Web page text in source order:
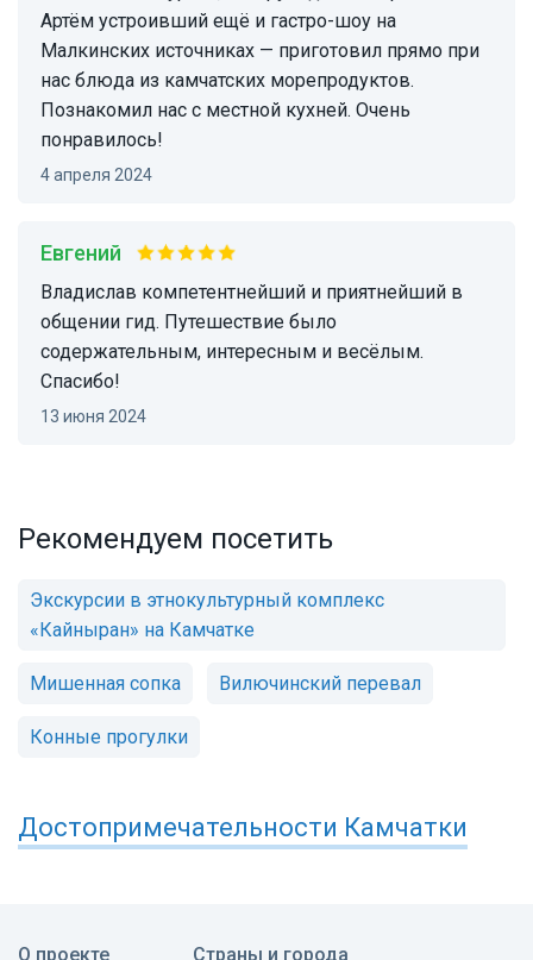
Артём устроивший ещё и гастро-шоу на
Малкинских источниках — приготовил прямо при
нас блюда из камчатских морепродуктов.
Познакомил нас с местной кухней. Очень
понравилось!
4 апреля 2024
Евгений
Владислав компетентнейший и приятнейший в
общении гид. Путешествие было
содержательным, интересным и весёлым.
Спасибо!
13 июня 2024
Рекомендуем посетить
Экскурсии в этнокультурный комплекс
«Кайныран» на Камчатке
Мишенная сопка Вилючинский перевал
Конные прогулки
Достопримечательности Камчатки
О проекте Страны и города